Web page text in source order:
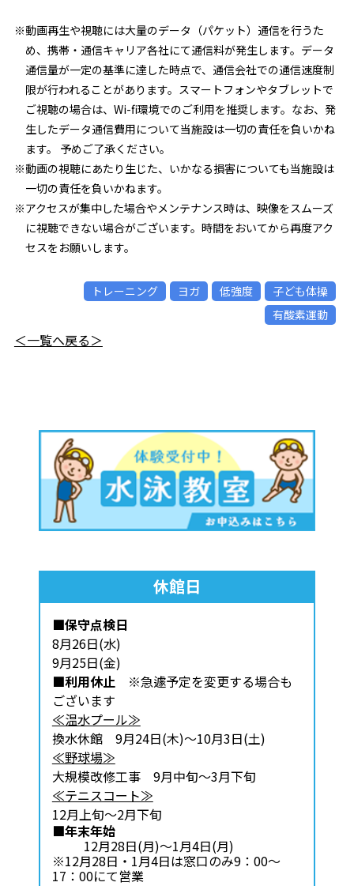
※動画再生や視聴には大量のデータ（パケット）通信を行うた
め、携帯・通信キャリア各社にて通信料が発生します。データ
通信量が一定の基準に達した時点で、通信会社での通信速度制
限が行われることがあります。スマートフォンやタブレットで
ご視聴の場合は、Wi-fi環境でのご利用を推奨します。なお、発
生したデータ通信費用について当施設は一切の責任を負いかね
ます。 予めご了承ください。
※動画の視聴にあたり生じた、いかなる損害についても当施設は
一切の責任を負いかねます。
※アクセスが集中した場合やメンテナンス時は、映像をスムーズ
に視聴できない場合がございます。時間をおいてから再度アク
セスをお願いします。
トレーニング ヨガ 低強度
子ども体操
有酸素運動
＜一覧へ戻る＞
休館日
■保守点検日
8月26日(水)
9月25日(金)
■利用休止 ※急遽予定を変更する場合も
ございます
≪温水プール≫
換水休館 9月24日(木)～10月3日(土)
≪野球場≫
大規模改修工事 9月中旬～3月下旬
≪テニスコート≫
12月上旬～2月下旬
■年末年始
12月28日(月)～1月4日(月)
※12月28日・1月4日は窓口のみ9：00～
17：00にて営業